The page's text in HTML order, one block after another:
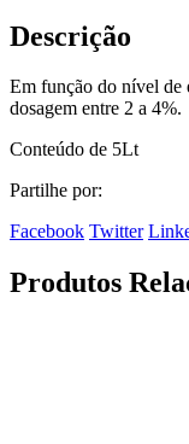
Descrição
Em função do nível de
dosagem entre 2 a 4%.
Conteúdo de 5Lt
Partilhe por:
Facebook Twitter
Produtos